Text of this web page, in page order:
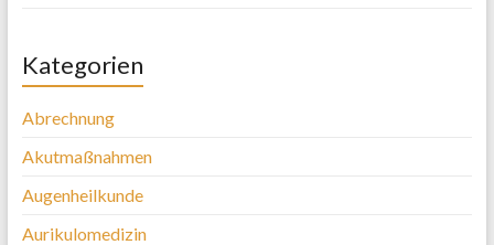
Kategorien
Abrechnung
Akutmaßnahmen
Augenheilkunde
Aurikulomedizin